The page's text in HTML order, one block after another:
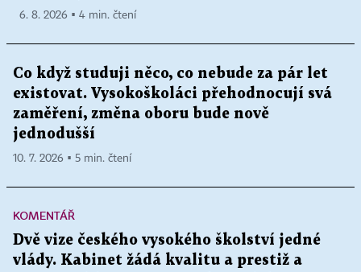
6. 8. 2026 ▪ 4 min. čtení
Co když studuji něco, co nebude za pár let
existovat. Vysokoškoláci přehodnocují svá
zaměření, změna oboru bude nově
jednodušší
10. 7. 2026 ▪ 5 min. čtení
KOMENTÁŘ
Dvě vize českého vysokého školství jedné
vlády. Kabinet žádá kvalitu a prestiž a